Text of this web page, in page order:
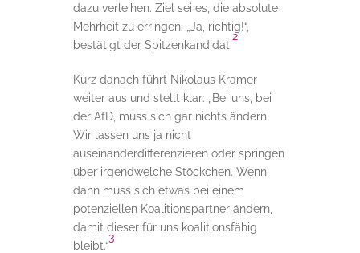
dazu verleihen. Ziel sei es, die absolute
Mehrheit zu erringen. „Ja, richtig!“,
bestätigt der Spitzenkandidat.
2
Kurz danach führt Nikolaus Kramer
weiter aus und stellt klar: „Bei uns, bei
der AfD, muss sich gar nichts ändern.
Wir lassen uns ja nicht
auseinanderdifferenzieren oder springen
über irgendwelche Stöckchen. Wenn,
dann muss sich etwas bei einem
potenziellen Koalitionspartner ändern,
damit dieser für uns koalitionsfähig
bleibt.“
3